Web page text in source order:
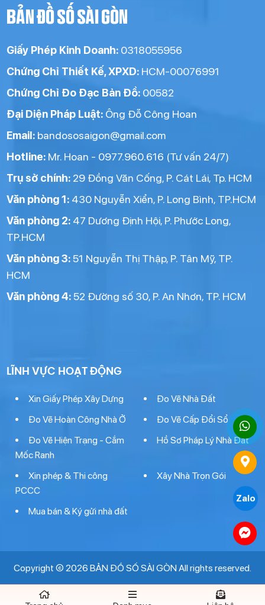
BẢN ĐỒ SỐ SÀI GÒN
Giấy Phép Kinh Doanh: 0318055956
Chứng Chỉ Thiết Kế, XPXD: HCM-00076991
Chứng Chỉ Đo Đạc Bản Đồ: 00582
Đại Diện Pháp Luật: Ông Đỗ Công Hoan
Email: bandososaigon@gmail.com
Hotline: Mr. Hoan - 0977.960.616 (Tư vấn 24/7)
Trụ sở chính: 29 Đồng Văn Cống, P. Cát Lái, Tp. HCM
Văn phòng 1: 430 Nguyễn Xiển, P. Long Bình, TP.HCM
Văn phòng 2: 47 Dương Định Hội, P. Phước Long,
TP.HCM
Văn phòng 3: 51 Nguyễn Thị Thập, P. Tân Mỹ, TP.
HCM
Văn phòng 4: 52 Đường số 30, P. An Nhơn, TP. HCM
LĨNH VỰC HOẠT ĐỘNG
Xin Giấy Phép Xây Dựng
Đo Vẽ Nhà Đất
Đo Vẽ Hoàn Công Nhà Ở
Đo Vẽ Cấp Đổi Sổ
Đo Vẽ Hiện Trạng - Cắm
Mốc Ranh
Hồ Sơ Pháp Lý Nhà Đất
Xin phép & Thi công
PCCC
Xây Nhà Trọn Gói
Mua bán & Ký gửi nhà đất
Copyright © 2026 BẢN ĐỒ SỐ SÀI GÒN All rights reserved.
Zalo